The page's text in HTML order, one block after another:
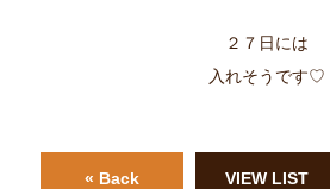
２７日には
入れそうです♡
« Back VIEW LIST